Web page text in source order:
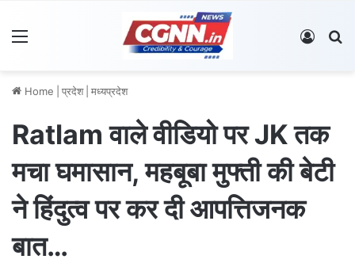
Log In
Home प्रदेश मध्यप्रदेश
Ratlam वाले वीडियो पर JK तक
मचा घमासान, महबूबा मुफ्ती की बेटी
ने हिंदुत्व पर कर दी आपत्तिजनक
बात…